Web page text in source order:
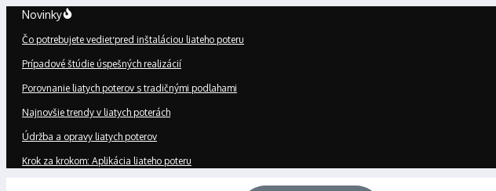
Preskočiť
obsah
Novinky
Čo potrebujete vedieť pred inštaláciou liateho poteru
Prípadové štúdie úspešných realizácií
Porovnanie liatych poterov s tradičnými podlahami
Najnovšie trendy v liatych poterách
Údržba a opravy liatych poterov
Krok za krokom: Aplikácia liateho poteru